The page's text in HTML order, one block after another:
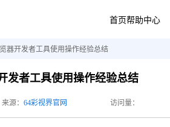
首页帮助中心
器开发者工具使用操作经验总结
发者工具使用操作经验总结
来源： 64彩视界官网 访问量：